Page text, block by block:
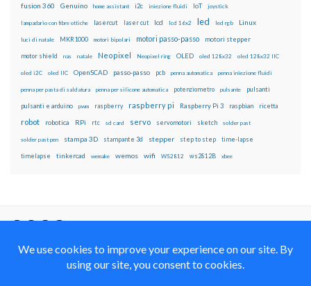
fusion 360 Genuino home assistant i2c iniezione fluidi IoT joystick
lampadario con fibre ottiche lasercut laser cut lcd lcd 16x2 led led rgb Linux
luci di natale MKR1000 motori bipolari motori passo-passo motori stepper
motor shield nas natale Neopixel Neopixel ring OLED oled 128x32 oled 128x32 IIC
oled i2C oled IIC OpenSCAD passo-passo pcb penna automatica penna iniezione fluidi
penna per pasta di saldatura penna per silicone automatica potenziometro pulsante pulsanti
pulsanti e arduino pwm raspberry raspberry pi Raspberry Pi 3 raspbian ricetta
robot robotica RPi rtc sd card servo servomotori sketch solder past
solder past pen stampa 3D stampante 3d stepper step to step time-lapse
timelapse tinkercad wemake wemos wifi WS2812 ws2812B xbee
con Licenza
Creative Commons Attribution Non commercial Share
Alike 4.0 International